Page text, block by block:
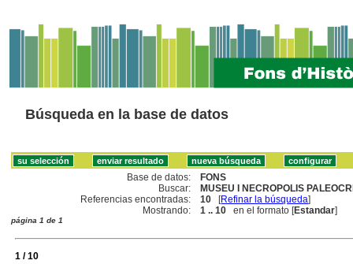
Búsqueda en la base de datos
Base de datos:
FONS
Buscar:
MUSEU I NECROPOLIS
Referencias encontradas:
10 [Refinar la búsqueda]
Mostrando:
1 .. 10 en el formato [Estandar]
página 1 de 1
1 / 10